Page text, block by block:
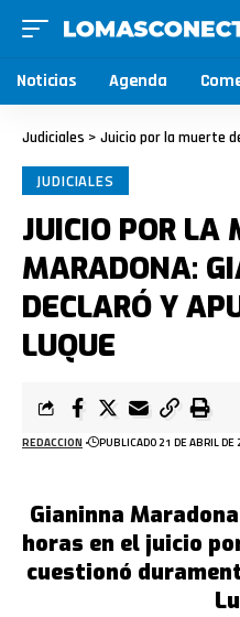
Noticias Agenda
Judiciales > Juicio por la muerte de
JUDICIALES
JUICIO POR LA
MARADONA:
DECLARÓ Y
LUQUE
REDACCION PUBLICADO 21 DE ABRIL
Gianinna
horas en el juicio
cuestionó